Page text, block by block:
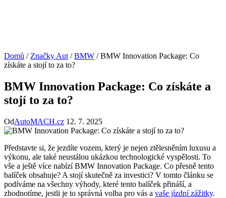
Domů / Značky Aut / BMW / BMW Innovation Package: Co
získáte a stojí to za to?
BMW Innovation Package: Co získáte a
stojí to za to?
OdAutoMACH.cz 12. 7. 2025
Představte si, že jezdíte vozem, který je nejen ztělesněním luxusu a
výkonu, ale také neustálou ukázkou technologické vyspělosti. To
vše a ještě více nabízí BMW Innovation Package. Co přesně tento
balíček obsahuje? A stojí skutečně za investici? V tomto článku se
podíváme na všechny výhody, které tento balíček přináší, a
zhodnotíme, jestli je to správná volba pro vás a vaše jízdní zážitky.